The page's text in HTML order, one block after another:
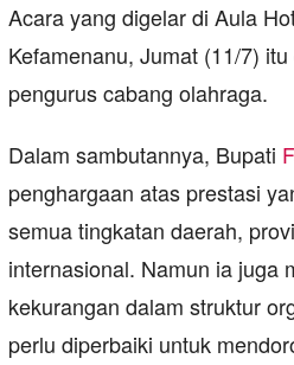
Acara yang digelar di Aula
Kefamenanu, Jumat (11/7)
pengurus cabang olahraga.
Dalam sambutannya, Bupati
penghargaan atas prestasi
semua tingkatan daerah,
internasional. Namun ia juga
kekurangan dalam struktur
perlu diperbaiki untuk